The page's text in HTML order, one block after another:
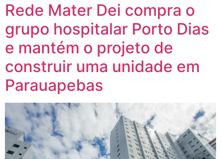
Rede Mater Dei compra o
grupo hospitalar Porto Dias
e mantém o projeto de
construir uma unidade em
Parauapebas